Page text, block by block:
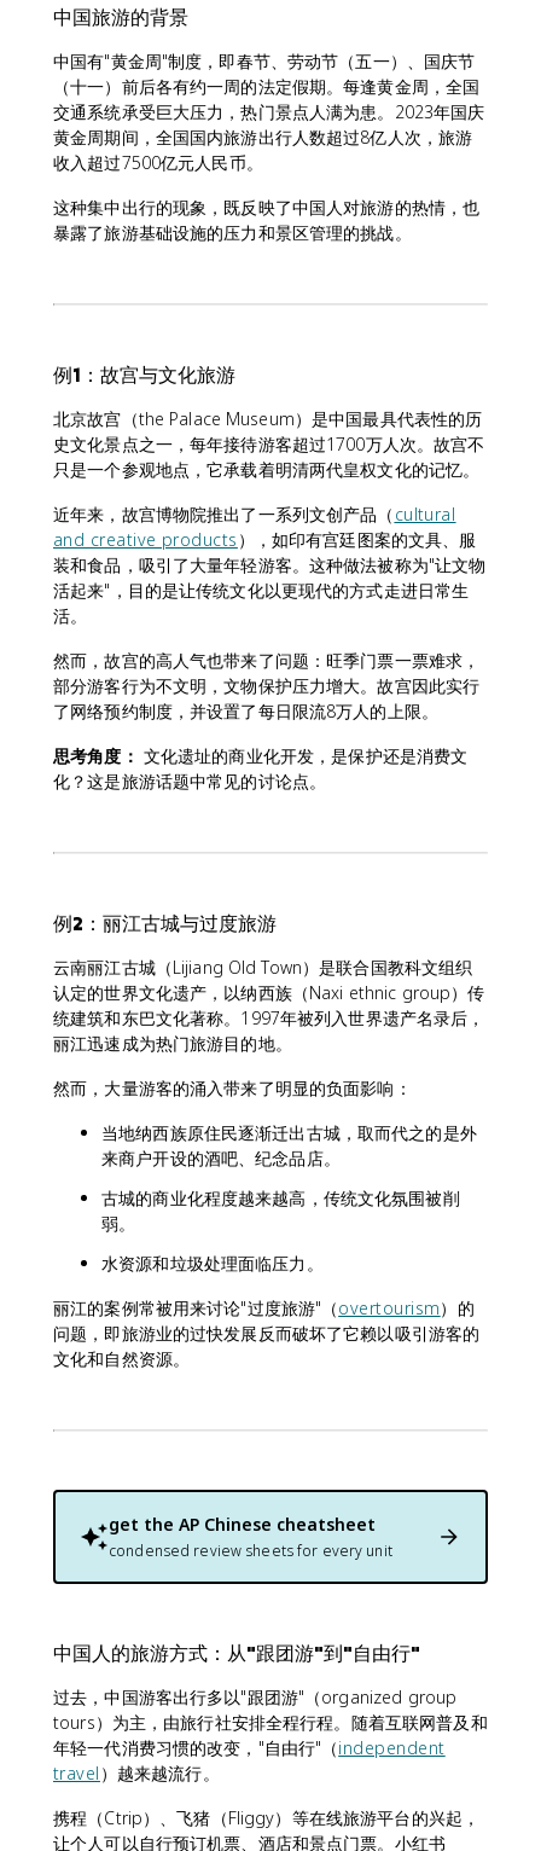
中国旅游的背景
中国有"黄金周"制度，即春节、劳动节（五一）、国庆节
（十一）前后各有约一周的法定假期。每逢黄金周，全国
交通系统承受巨大压力，热门景点人满为患。2023年国庆
黄金周期间，全国国内旅游出行人数超过8亿人次，旅游
收入超过7500亿元人民币。
这种集中出行的现象，既反映了中国人对旅游的热情，也
暴露了旅游基础设施的压力和景区管理的挑战。
例1：故宫与文化旅游
北京故宫（the Palace Museum）是中国最具代表性的历
史文化景点之一，每年接待游客超过1700万人次。故宫不
只是一个参观地点，它承载着明清两代皇权文化的记忆。
近年来，故宫博物院推出了一系列文创产品（ cultural
and creative products ），如印有宫廷图案的文具、服
装和食品，吸引了大量年轻游客。这种做法被称为"让文物
活起来"，目的是让传统文化以更现代的方式走进日常生
活。
然而，故宫的高人气也带来了问题：旺季门票一票难求，
部分游客行为不文明，文物保护压力增大。故宫因此实行
了网络预约制度，并设置了每日限流8万人的上限。
思考角度： 文化遗址的商业化开发，是保护还是消费文
化？这是旅游话题中常见的讨论点。
例2：丽江古城与过度旅游
云南丽江古城（Lijiang Old Town）是联合国教科文组织
认定的世界文化遗产，以纳西族（Naxi ethnic group）传
统建筑和东巴文化著称。1997年被列入世界遗产名录后，
丽江迅速成为热门旅游目的地。
然而，大量游客的涌入带来了明显的负面影响：
当地纳西族原住民逐渐迁出古城，取而代之的是外
来商户开设的酒吧、纪念品店。
古城的商业化程度越来越高，传统文化氛围被削
弱。
水资源和垃圾处理面临压力。
丽江的案例常被用来讨论"过度旅游"（overtourism）的
问题，即旅游业的过快发展反而破坏了它赖以吸引游客的
文化和自然资源。
get the AP Chinese cheatsheet
condensed review sheets for every unit
中国人的旅游方式：从"跟团游"到"自由行"
过去，中国游客出行多以"跟团游"（organized group
tours）为主，由旅行社安排全程行程。随着互联网普及和
年轻一代消费习惯的改变，"自由行"（independent
travel ）越来越流行。
携程（Ctrip）、飞猪（Fliggy）等在线旅游平台的兴起，
让个人可以自行预订机票、酒店和景点门票。小红书